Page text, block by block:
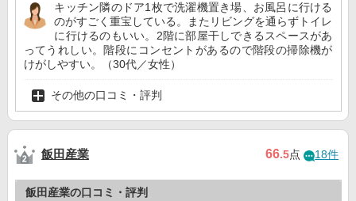
キッチン隣のドア1枚で洗濯機置き場、お風呂に行ける
のがすごく重宝している。またリビングを通らずトイレ
に行けるのもいい。2階に部屋干しできるスペースがあ
ってうれしい。階段にコンセントがあるので階段の掃除機が
けがしやすい。（30代／女性）
その他の口コミ・評判
飯田産業 66.5点 18件
飯田産業の口コミ・評判